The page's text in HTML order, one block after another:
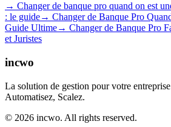
→ Changer de banque pro quand on est
: le guide→ Changer de Banque Pro
Guide Ultime→ Changer de Banque Pro
et Juristes
incwo
La solution de gestion pour votre
Automatisez, Scalez.
© 2026 incwo. All rights reserved.